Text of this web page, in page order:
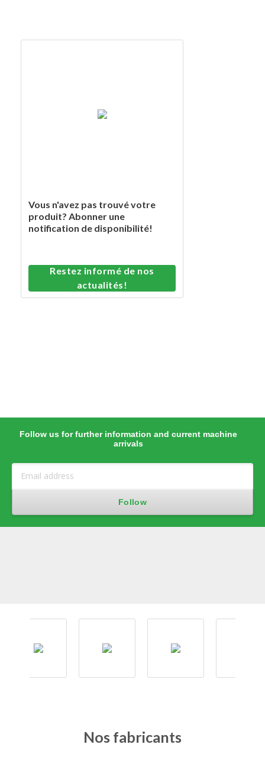
Vous n'avez pas trouvé votre
produit? Abonner une
notification de disponibilité!
Restez informé de nos
actualités!
Follow us for further information and current machine
arrivals
Nos fabricants